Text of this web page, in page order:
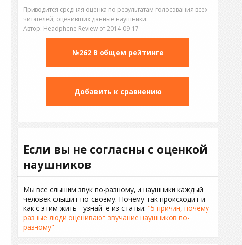
Приводится средняя оценка по результатам голосования всех
читателей, оценивших данные наушники.
Автор: Headphone Review от2014-09-17
№262 В общем рейтинге
Добавить к сравнению
Если вы не согласны с оценкой
наушников
Мы все слышим звук по-разному, и наушники каждый
человек слышит по-своему. Почему так происходит и
как с этим жить - узнайте из статьи: "5 причин, почему
разные люди оценивают звучание наушников по-
разному"